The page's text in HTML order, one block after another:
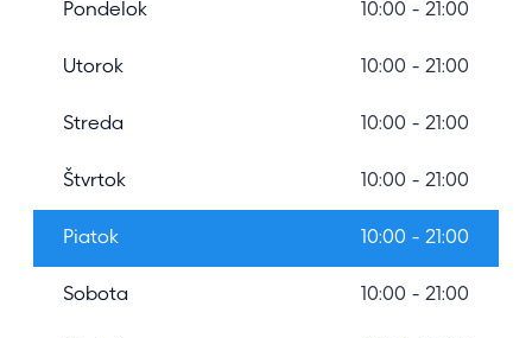
Pondelok 10:00 - 21:00
Utorok 10:00 - 21:00
Streda 10:00 - 21:00
Štvrtok 10:00 - 21:00
Piatok 10:00 - 21:00
Sobota 10:00 - 21:00